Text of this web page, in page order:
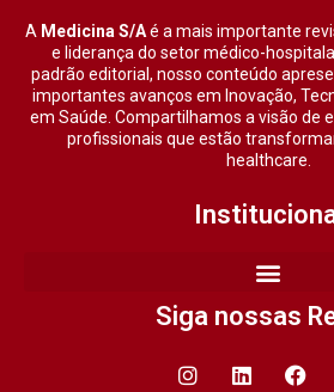
A Medicina S/Aé a mais importante
e liderança do setor médico-
padrão editorial, nosso conteúdo
importantes avanços em Inovação,
em Saúde. Compartilhamos a visão de
profissionais que estão
healthcare.
Siga nossas